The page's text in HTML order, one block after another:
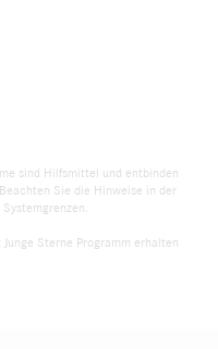
sind Hilfsmittel und entbinden
Sie die Hinweise in der
Sterne Programm erhalten